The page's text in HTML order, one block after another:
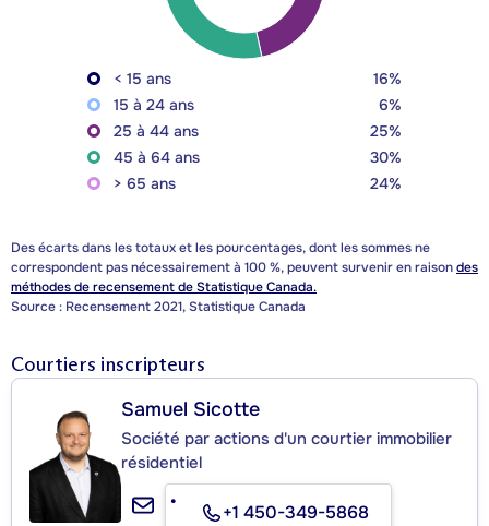
< 15 ans
16%
15 à 24 ans
6%
25 à 44 ans
25%
45 à 64 ans
30%
> 65 ans
24%
Des écarts dans les totaux et les pourcentages, dont les sommes ne
correspondent pas nécessairement à 100 %, peuvent survenir en raisondes
méthodes de recensement de Statistique Canada.
Source : Recensement 2021, Statistique Canada
Courtiers inscripteurs
Samuel Sicotte
Société par actions d'un courtier immobilier
résidentiel
+1 450-349-5868